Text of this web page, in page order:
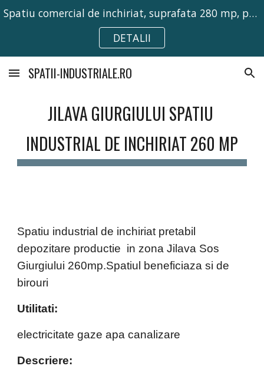
Skip to main content Skip to navigation
Spatiu comercial de inchiriat, suprafata 280 mp, pretabil pentru activitati comerciale, birouri sau depozitare.
DETALII
SPATII-INDUSTRIALE.RO
JILAVA GIURGIULUI SPATIU
INDUSTRIAL DE INCHIRIAT 260 MP
Spatiu industrial de inchiriat pretabil
depozitare productie  in zona Jilava Sos
Giurgiului 260mp.Spatiul beneficiaza si de
birouri
Utilitati:
electricitate gaze apa canalizare
Descriere: